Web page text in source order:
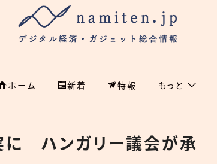
ホーム 新着 特報 もっと
特集
特集
に ハンガリー議会が承